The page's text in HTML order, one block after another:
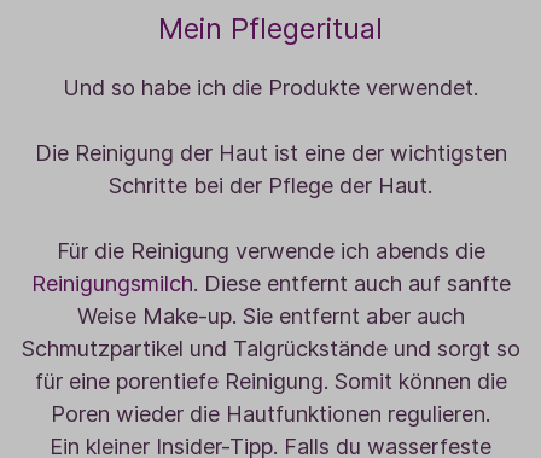
Mein Pflegeritual
Und so habe ich die Produkte verwendet.
Die Reinigung der Haut ist eine der wichtigsten
Schritte bei der Pflege der Haut.
Für die Reinigung verwende ich abends die
Reinigungsmilch. Diese entfernt auch auf sanfte
Weise Make-up. Sie entfernt aber auch
Schmutzpartikel und Talgrückstände und sorgt so
für eine porentiefe Reinigung. Somit können die
Poren wieder die Hautfunktionen regulieren.
Ein kleiner Insider-Tipp. Falls du wasserfeste